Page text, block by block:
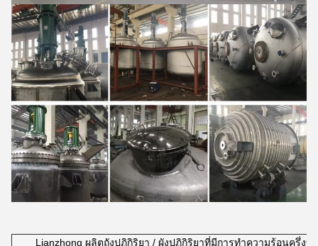
Lianzhong ผลิตถังปฏิกิริยา / ผังปฏิกิริยาที่มีการทําความร้อนครึ่ง